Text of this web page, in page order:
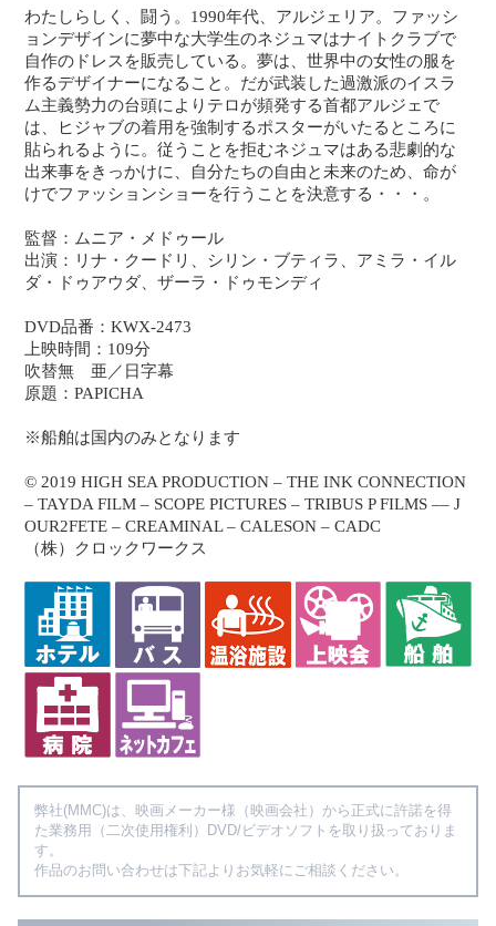
わたしらしく、闘う。1990年代、アルジェリア。ファッシ
ョンデザインに夢中な大学生のネジュマはナイトクラブで
自作のドレスを販売している。夢は、世界中の女性の服を
作るデザイナーになること。だが武装した過激派のイスラ
ム主義勢力の台頭によりテロが頻発する首都アルジェで
は、ヒジャブの着用を強制するポスターがいたるところに
貼られるように。従うことを拒むネジュマはある悲劇的な
出来事をきっかけに、自分たちの自由と未来のため、命が
けでファッションショーを行うことを決意する・・・。
監督：ムニア・メドゥール
出演：リナ・クードリ、シリン・ブティラ、アミラ・イル
ダ・ドゥアウダ、ザーラ・ドゥモンディ
DVD品番：KWX-2473
上映時間：109分
吹替無 亜／日字幕
原題：PAPICHA
※船舶は国内のみとなります
© 2019 HIGH SEA PRODUCTION – THE INK CONNECTION
– TAYDA FILM – SCOPE PICTURES – TRIBUS P FILMS –– J
OUR2FETE – CREAMINAL – CALESON – CADC
（株）クロックワークス
弊社(MMC)は、映画メーカー様（映画会社）から正式に許諾を得
た業務用（二次使用権利）DVD/ビデオソフトを取り扱っておりま
す。
作品のお問い合わせは下記よりお気軽にご相談ください。